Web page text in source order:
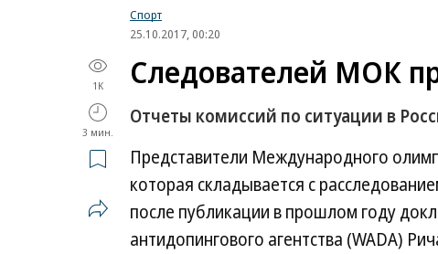
Спорт
25.10.2017, 00:20
1K
3 мин.
Следователей МОК
Отчеты комиссий по ситуации в
Представители Международного
которая складывается с
после публикации в прошлом году
антидопингового агентства (WADA)